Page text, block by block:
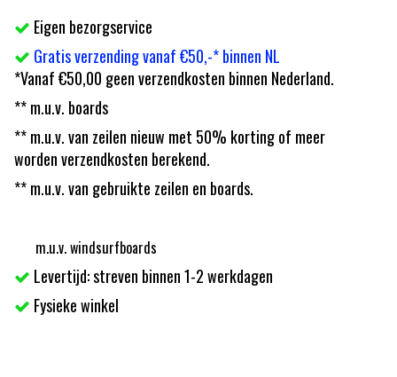
Eigen bezorgservice
Gratis verzending vanaf €50,-* binnen NL
*Vanaf €50,00 geen verzendkosten binnen Nederland.
** m.u.v. boards
** m.u.v. van zeilen nieuw met 50% korting of meer
worden verzendkosten berekend.
** m.u.v. van gebruikte zeilen en boards.
m.u.v. windsurfboards
Levertijd: streven binnen 1-2 werkdagen
Fysieke winkel